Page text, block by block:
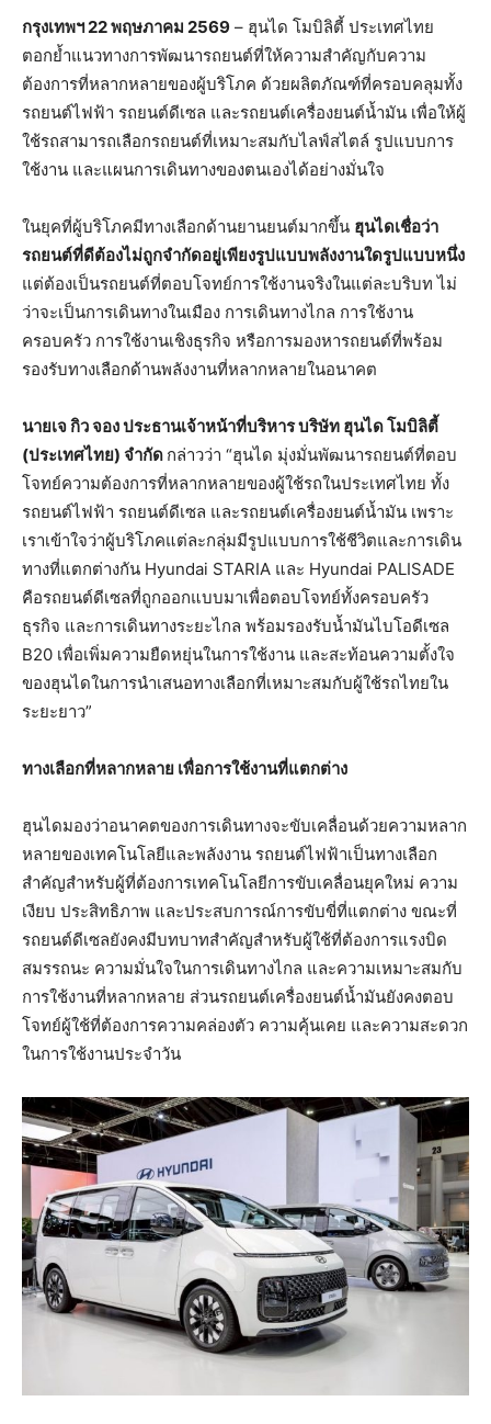
กรุงเทพฯ 22 พฤษภาคม 2569 – ฮุนได โมบิลิตี้ ประเทศไทย
ตอกย้ำแนวทางการพัฒนารถยนต์ที่ให้ความสำคัญกับความ
ต้องการที่หลากหลายของผู้บริโภค ด้วยผลิตภัณฑ์ที่ครอบคลุมทั้ง
รถยนต์ไฟฟ้า รถยนต์ดีเซล และรถยนต์เครื่องยนต์น้ำมัน เพื่อให้ผู้
ใช้รถสามารถเลือกรถยนต์ที่เหมาะสมกับไลฟ์สไตล์ รูปแบบการ
ใช้งาน และแผนการเดินทางของตนเองได้อย่างมั่นใจ
ในยุคที่ผู้บริโภคมีทางเลือกด้านยานยนต์มากขึ้น ฮุนไดเชื่อว่า
รถยนต์ที่ดีต้องไม่ถูกจำกัดอยู่เพียงรูปแบบพลังงานใดรูปแบบหนึ่ง
แต่ต้องเป็นรถยนต์ที่ตอบโจทย์การใช้งานจริงในแต่ละบริบท ไม่
ว่าจะเป็นการเดินทางในเมือง การเดินทางไกล การใช้งาน
ครอบครัว การใช้งานเชิงธุรกิจ หรือการมองหารถยนต์ที่พร้อม
รองรับทางเลือกด้านพลังงานที่หลากหลายในอนาคต
นายเจ กิว จอง ประธานเจ้าหน้าที่บริหาร บริษัท ฮุนไดโมบิลิตี้
(ประเทศไทย) จำกัด กล่าวว่า “ฮุนได มุ่งมั่นพัฒนารถยนต์ที่ตอบ
โจทย์ความต้องการที่หลากหลายของผู้ใช้รถในประเทศไทย ทั้ง
รถยนต์ไฟฟ้า รถยนต์ดีเซล และรถยนต์เครื่องยนต์น้ำมัน เพราะ
เราเข้าใจว่าผู้บริโภคแต่ละกลุ่มมีรูปแบบการใช้ชีวิตและการเดิน
ทางที่แตกต่างกัน Hyundai STARIA และ Hyundai PALISADE
คือรถยนต์ดีเซลที่ถูกออกแบบมาเพื่อตอบโจทย์ทั้งครอบครัว
ธุรกิจ และการเดินทางระยะไกล พร้อมรองรับน้ำมันไบโอดีเซล
B20 เพื่อเพิ่มความยืดหยุ่นในการใช้งาน และสะท้อนความตั้งใจ
ของฮุนไดในการนำเสนอทางเลือกที่เหมาะสมกับผู้ใช้รถไทยใน
ระยะยาว”
ทางเลือกที่หลากหลาย เพื่อการใช้งานที่แตกต่าง
ฮุนไดมองว่าอนาคตของการเดินทางจะขับเคลื่อนด้วยความหลาก
หลายของเทคโนโลยีและพลังงาน รถยนต์ไฟฟ้าเป็นทางเลือก
สำคัญสำหรับผู้ที่ต้องการเทคโนโลยีการขับเคลื่อนยุคใหม่ ความ
เงียบ ประสิทธิภาพ และประสบการณ์การขับขี่ที่แตกต่าง ขณะที่
รถยนต์ดีเซลยังคงมีบทบาทสำคัญสำหรับผู้ใช้ที่ต้องการแรงบิด
สมรรถนะ ความมั่นใจในการเดินทางไกล และความเหมาะสมกับ
การใช้งานที่หลากหลาย ส่วนรถยนต์เครื่องยนต์น้ำมันยังคงตอบ
โจทย์ผู้ใช้ที่ต้องการความคล่องตัว ความคุ้นเคย และความสะดวก
ในการใช้งานประจำวัน